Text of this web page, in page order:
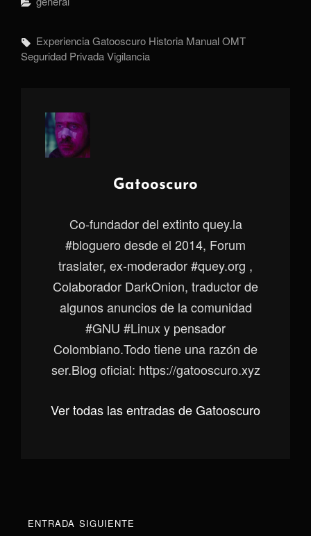
Etiquetas,
ExperienciaGatooscuro Historia ManualOMT
Seguridad PrivadaVigilancia
Autor:
Gatooscuro
Co-fundador del extinto quey.la
#bloguero desde el 2014, Forum
traslater, ex-moderador #quey.org ,
Colaborador DarkOnion, traductor de
algunos anuncios de la comunidad
#GNU #Linux y pensador
Colombiano.Todo tiene una razón de
ser.Blog oficial: https://gatooscuro.xyz
Ver todas las entradas de Gatooscuro
Navegación
Entrada
ENTRADA SIGUIENTE